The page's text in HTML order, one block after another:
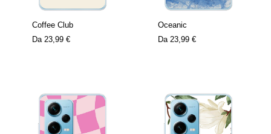
Coffee Club
Da 23,99 €
Oceanic
Da 23,99 €